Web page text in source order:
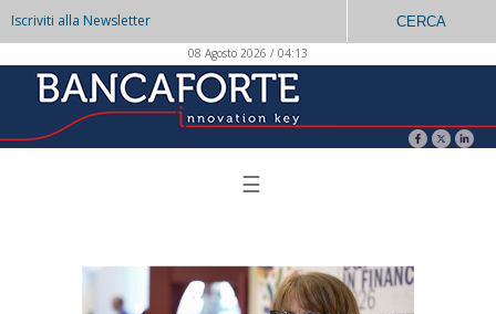
Iscriviti alla Newsletter CERCA
08 Agosto 2026 / 04:13
☰